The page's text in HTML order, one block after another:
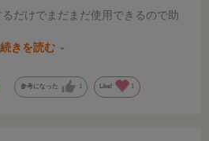
だけでまだまだ使用できるので助
需要がないのかどこを探しても見
回りを新しくする予定です。
続きを読む
参考になった 1 Like! 1